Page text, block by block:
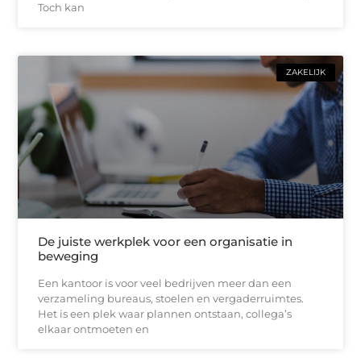
Toch kan
ZAKELIJK
De juiste werkplek voor een organisatie in
beweging
Een kantoor is voor veel bedrijven meer dan een
verzameling bureaus, stoelen en vergaderruimtes.
Het is een plek waar plannen ontstaan, collega’s
elkaar ontmoeten en